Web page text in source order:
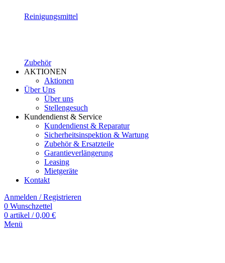
Reinigungsmittel
Zubehör
AKTIONEN
Aktionen
Über Uns
Über uns
Stellengesuch
Kundendienst & Service
Kundendienst & Reparatur
Sicherheitsinspektion & Wartung
Zubehör & Ersatzteile
Garantieverlängerung
Leasing
Mietgeräte
Kontakt
Anmelden / Registrieren
0 Wunschzettel
0 artikel / 0,00 €
Menü